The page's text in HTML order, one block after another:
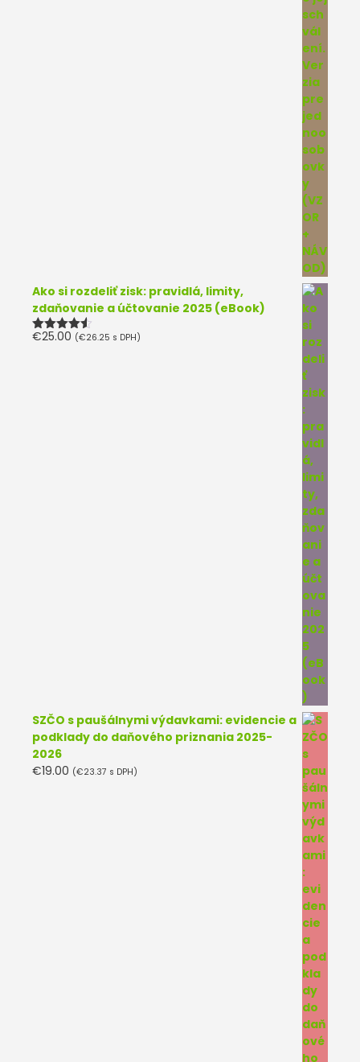
Ako si rozdeliť zisk: pravidlá, limity,
zdaňovanie a účtovanie 2025 (eBook)
Hodnotenie
€25.00 (€26.25 s DPH)
SZČO s paušálnymi výdavkami: evidencie a
podklady do daňového priznania 2025-
2026
€19.00 (€23.37 s DPH)